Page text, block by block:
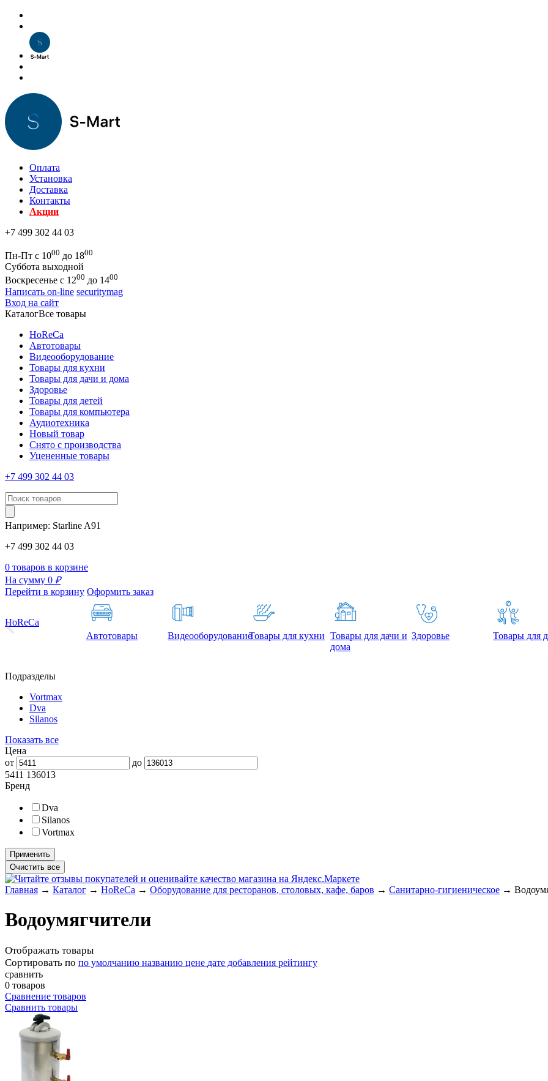
Оплата
Установка
Доставка
Контакты
Акции
+7 499 302 44 03
Пн-Пт с 1000 до 1800
Суббота выходной
Воскресенье с 1200 до 1400
Написать on-line securitymag
Вход на сайт
КаталогВсе товары
HoReCa
Автотовары
Видеооборудование
Товары для кухни
Товары для дачи и дома
Здоровье
Товары для детей
Товары для компьютера
Аудиотехника
Новый товар
Снято с производства
Уцененные товары
+7 499 302 44 03
Например: Starline A91
+7 499 302 44 03
0 товаров в корзине
На сумму 0 ₽
Перейти в корзину Оформить заказ
HoReCa
Автотовары
ВидеооборудованиеТовары для кухни Товары для дачи и
дома
Здоровье Товары для
Подразделы
Vortmax
Dva
Silanos
Показать все
Цена
от
до
5411 136013
Бренд
Dva
Silanos
Vortmax
Главная → Каталог → HoReCa → Оборудование для ресторанов, столовых, кафе, баров → Санитарно-гигиеническое →
Водоумягчители
Отображать товары
Сортировать по по умолчанию названию цене дате добавления рейтингу
сравнить
0 товаров
Сравнение товаров
Сравнить товары